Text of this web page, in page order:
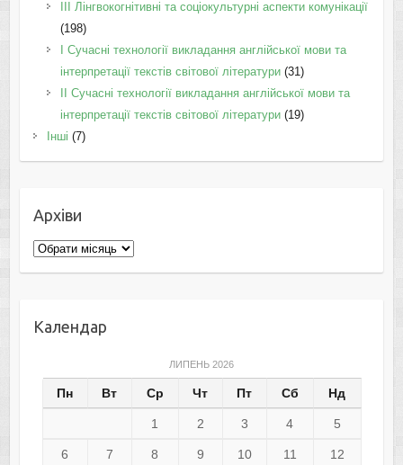
IІI Лінгвокогнітивні та соціокультурні аспекти комунікації
(198)
I Cучасні технології викладання англійської мови та
інтерпретації текстів світової літератури(31)
II Cучасні технології викладання англійської мови та
інтерпретації текстів світової літератури(19)
Інші (7)
Архіви
Архіви
Календар
ЛИПЕНЬ 2026
Пн Вт Ср Чт Пт Сб Нд
1 2 3 4 5
6 7 8 9 10 11 12